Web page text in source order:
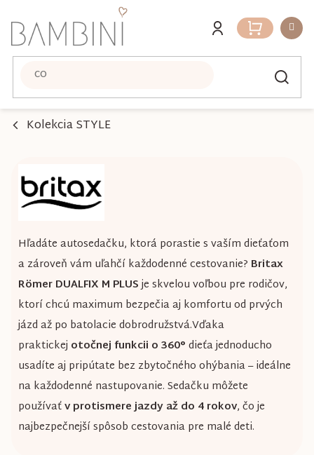
na
obsah
Nákupný
košík
Kolekcia STYLE
Hľadáte autosedačku, ktorá porastie s vaším dieťaťom
a zároveň vám uľahčí každodenné cestovanie? Britax
Römer DUALFIX M PLUSje skvelou voľbou pre rodičov,
ktorí chcú maximum bezpečia aj komfortu od prvých
jázd až po batolacie dobrodružstvá.Vďaka
praktickej otočnej funkcii o 360°dieťa jednoducho
usadíte aj pripútate bez zbytočného ohýbania – ideálne
na každodenné nastupovanie. Sedačku môžete
používaťv protismere jazdy až do 4 rokov, čo je
najbezpečnejší spôsob cestovania pre malé deti.